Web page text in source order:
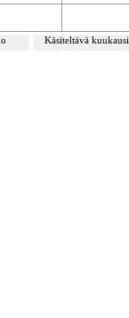
Käsiteltävä kuukausi